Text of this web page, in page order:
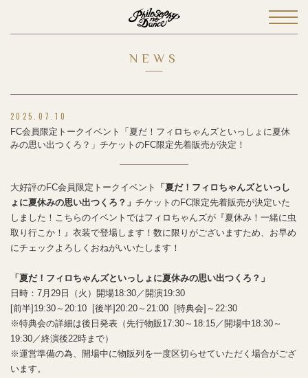
NEWS
2025.07.10
FC会員限定トークイベント「夏だ！フィロちゃんズといっしょに夏休
みの思い出つくろ？」チケットのFC限定先着販売が決定！
大好評のFC会員限定トークイベント
「夏だ！フィロちゃんズといっし
ょに夏休みの思い出つくろ？」 チケットのFC限定先着販売が決定いた
しました！こちらのイベントではフィロちゃんズが『夏休み！一緒に虫
取り行こか！』衣装で登場します！数に限りがございますため、お早め
にチェックよろしくおねがいいたします！
「夏だ！フィロちゃんズといっしょに夏休みの思い出つくろ？」
日時：7月29日（火）開場18:30／開演19:30
[前半]19:30～20:10 [後半]20:20～21:00 [特典会]～22:30
※特典会の詳細は後日発表（先行物販17:30～18:15／開場中18:30～
19:30／終演後22時まで）
※運営準備の為、開場中に物販列を一度区切らせていただく場合がござ
います。